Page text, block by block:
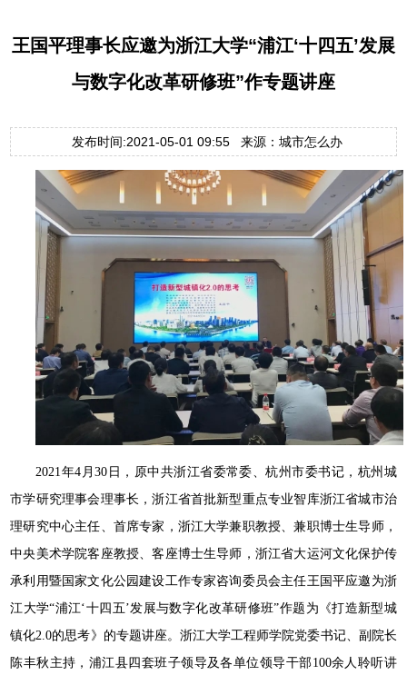
王国平理事长应邀为浙江大学“浦江‘十四五’发展
与数字化改革研修班”作专题讲座
发布时间:2021-05-01 09:55 来源：城市怎么办
2021年4月30日，原中共浙江省委常委、杭州市委书记，杭州城
市学研究理事会理事长，浙江省首批新型重点专业智库浙江省城市治
理研究中心主任、首席专家，浙江大学兼职教授、兼职博士生导师，
中央美术学院客座教授、客座博士生导师，浙江省大运河文化保护传
承利用暨国家文化公园建设工作专家咨询委员会主任王国平应邀为浙
江大学“浦江‘十四五’发展与数字化改革研修班”作题为《打造新型城
镇化2.0的思考》的专题讲座。浙江大学工程师学院党委书记、副院长
陈丰秋主持，浦江县四套班子领导及各单位领导干部100余人聆听讲